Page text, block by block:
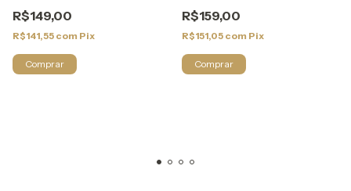
R$149,00
R$141,55 com Pix
Comprar
R$159,00
R$151,05 com Pix
Comprar